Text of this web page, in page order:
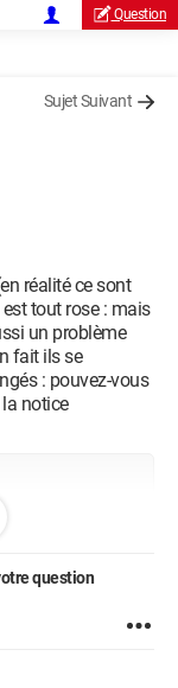
Question
Sujet Suivant
réalité ce sont
tout rose : mais
un problème
fait ils se
: pouvez-vous
notice
question